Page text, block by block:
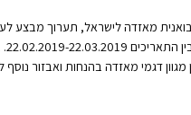
מאזדה לישראל, תערוך מבצע
מגוון דגמי מאזדה בהנחות ואבזור
בכל אולמות התצוגה של מאזדה ברחבי